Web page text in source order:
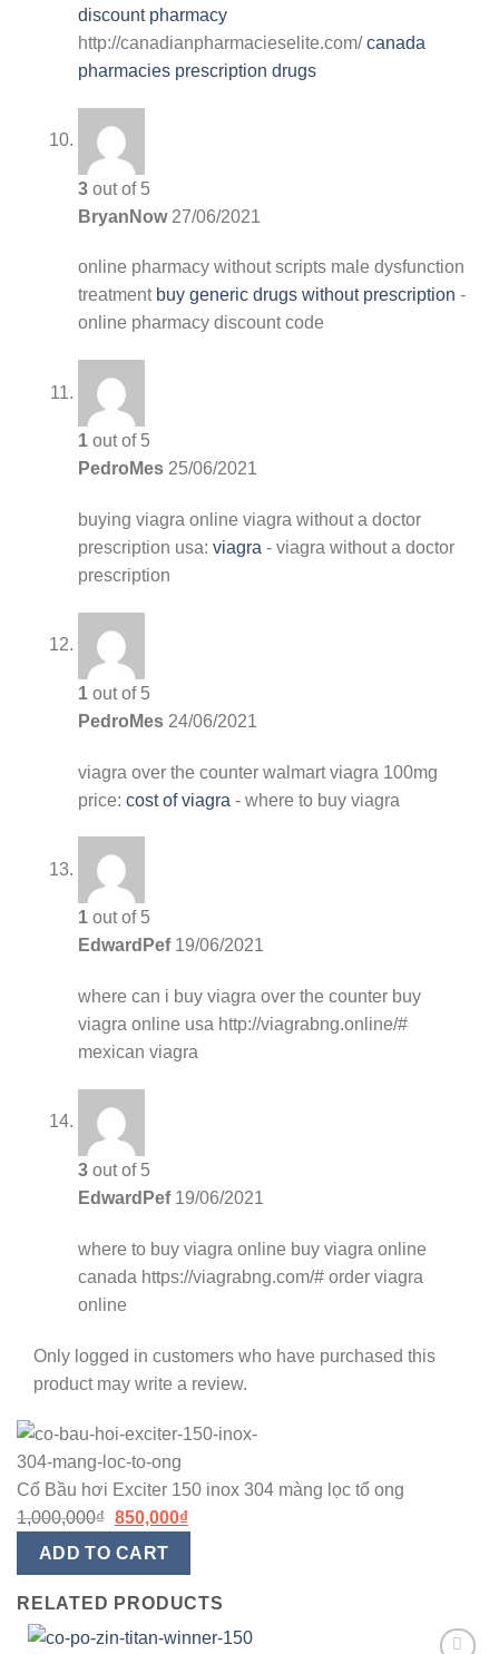
discount pharmacy
http://canadianpharmacieselite.com/canada
pharmacies prescription drugs
3 out of 5
BryanNow 27/06/2021
online pharmacy without scripts male dysfunction
treatment buy generic drugs without prescription -
online pharmacy discount code
1 out of 5
PedroMes 25/06/2021
buying viagra online viagra without a doctor
prescription usa: viagra - viagra without a doctor
prescription
1 out of 5
PedroMes 24/06/2021
viagra over the counter walmartviagra 100mg
price: cost of viagra - where to buy viagra
1 out of 5
EdwardPef 19/06/2021
where can i buy viagra over the counter buy
viagra online usa http://viagrabng.online/#
mexican viagra
3 out of 5
EdwardPef 19/06/2021
where to buy viagra online buy viagra online
canada https://viagrabng.com/# order viagra
online
Only logged in customers who have purchased this
product may write a review.
Cổ Bầu hơi Exciter 150 inox 304 màng lọc tổ ong
1,000,000₫ 850,000₫
ADD TO CART
RELATED PRODUCTS